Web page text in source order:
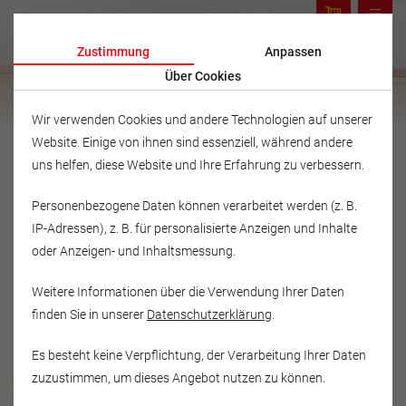
Musikschule Fröhlich
Zustimmung
Anpassen
Über Cookies
Wir verwenden Cookies und andere Technologien auf unserer
Website. Einige von ihnen sind essenziell, während andere
uns helfen, diese Website und Ihre Erfahrung zu verbessern.
Personenbezogene Daten können verarbeitet werden (z. B.
IP-Adressen), z. B. für personalisierte Anzeigen und Inhalte
oder Anzeigen- und Inhaltsmessung.
Weitere Informationen über die Verwendung Ihrer Daten
finden Sie in unserer Datenschutzerklärung
Es besteht keine Verpflichtung, der Verarbeitung Ihrer Daten
zuzustimmen, um dieses Angebot nutzen zu können.